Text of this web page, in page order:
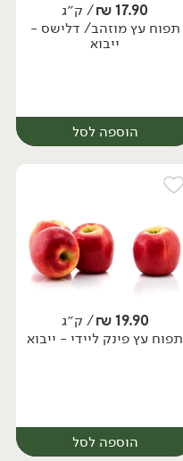
מארז
17.90
₪/ ק״ג
תפוח עץ מוזהב/ דלישס -
ייבוא
הוספה לסל
יח׳ ק״ג
19.90
₪/ ק״ג
תפוח עץ פינק ליידי - ייבוא
הוספה לסל